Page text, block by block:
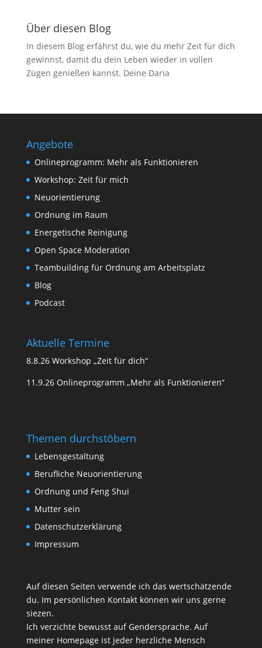
Über diesen Blog
In diesem Blog erfährst du, wie du mehr Zeit für dich
gewinnst, damit du dein Leben wieder in vollen
Zügen genießen kannst. Deine Daria
Angebote
Onlineprogramm: Mehr als Funktionieren
Workshop: Zeit für mich
Neuorientierung
Ordnung im Raum
Energetische Reinigung
Open Space Moderation
Teambuilding für Ordnung am Arbeitsplatz
Blog
Podcast
Aktuelle Termine
8.8.26 Workshop „Zeit für dich“
11.9.26 Onlineprogramm „Mehr als Funktionieren“
Themen durchstöbern
Lebensgestaltung
Berufliche Neuorientierung
Ordnung und Feng Shui
Mutter sein
Datenschutzerklärung
Impressum
Auf diesen Seiten verwende ich das wertschätzende
du. Im persönlichen Kontakt können wir uns gerne
siezen.
Ich verzichte bewusst auf Gendersprache. Auf
meiner Homepage ist jeder herzliche Mensch